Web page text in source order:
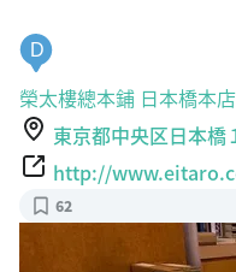
D
榮太樓總本鋪 日本橋本店
東京都中央区日本橋
http://
62